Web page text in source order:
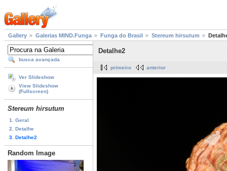
Gallery Galerias MIND.Funga Funga do Brasil Stereum hirsutum
busca avançada
Ver Slideshow
View Slideshow
(Fullscreen)
Stereum hirsutum
1. Geral
2. Detalhe
3. Detalhe2
Random Image
Detalhe2
primeiro anterior